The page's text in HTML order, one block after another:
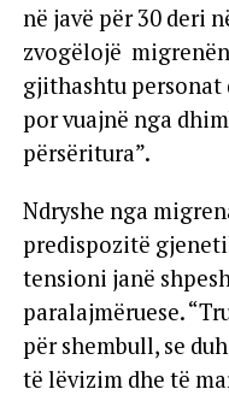
në javë për 30 deri
zvogëlojë
gjithashtu personat
por vuajnë nga
përsëritura”.
Ndryshe nga
predispozitë
tensioni janë
paralajmëruese.
për shembull, se
të lëvizim dhe të